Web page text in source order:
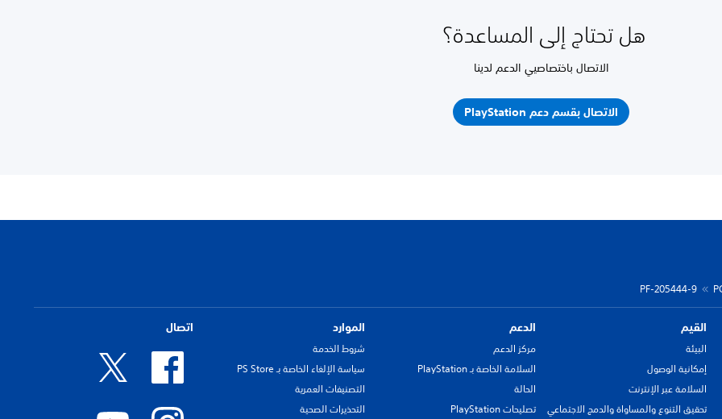
هل تحتاج إلى المساعدة؟
الاتصال باختصاصيي الدعم لدينا
الاتصال بقسم دعم PlayStation
PF-205444-9
القيم
البيئة
إمكانية الوصول
السلامة عبر الإنترنت
تحقيق التنوع والمساواة والدمج الاجتماعي
الدعم
مركز الدعم
السلامة الخاصة بـ PlayStation
الحالة
تصليحات PlayStation
الموارد
شروط الخدمة
سياسة الإلغاء الخاصة بـ PS Store
التصنيفات العمرية
التحذيرات الصحية
اتصال